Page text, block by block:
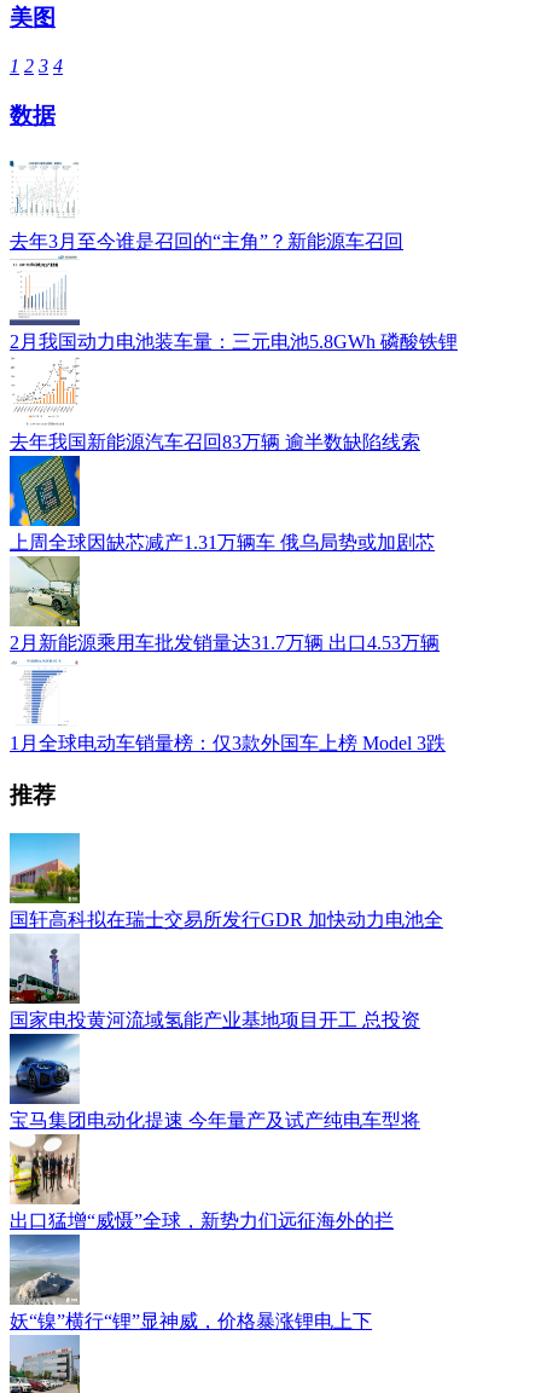
美图
1 2 3 4
数据
去年3月至今谁是召回的“主角”？新能源车召回
2月我国动力电池装车量：三元电池5.8GWh 磷酸铁锂
去年我国新能源汽车召回83万辆 逾半数缺陷线索
上周全球因缺芯减产1.31万辆车 俄乌局势或加剧芯
2月新能源乘用车批发销量达31.7万辆 出口4.53万辆
1月全球电动车销量榜：仅3款外国车上榜 Model 3跌
推荐
国轩高科拟在瑞士交易所发行GDR 加快动力电池全
国家电投黄河流域氢能产业基地项目开工 总投资
宝马集团电动化提速 今年量产及试产纯电车型将
出口猛增“威慑”全球，新势力们远征海外的拦
妖“镍”横行“锂”显神威，价格暴涨锂电上下